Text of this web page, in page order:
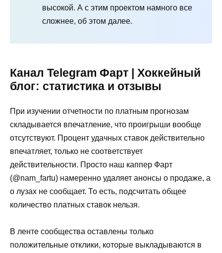
высокой. А с этим проектом намного все
сложнее, об этом далее.
Канал Telegram Фарт | Хоккейный
блог: статистика и отзывы
При изучении отчетности по платным прогнозам
складывается впечатление, что проигрыши вообще
отсутствуют. Процент удачных ставок действительно
впечатляет, только не соответствует
действительности. Просто наш каппер Фарт
(@nam_fartu) намеренно удаляет анонсы о продаже, а
о лузах не сообщает. То есть, подсчитать общее
количество платных ставок нельзя.
В ленте сообщества оставлены только
положительные отклики, которые выкладываются в